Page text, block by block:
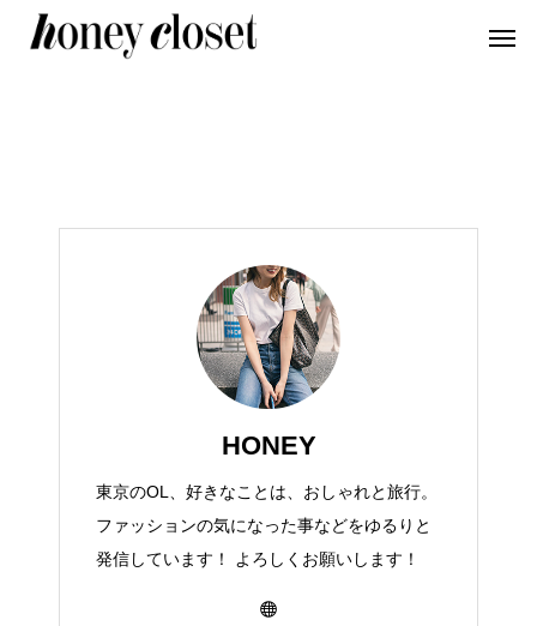
HONEY
東京のOL、好きなことは、おしゃれと旅行。
ファッションの気になった事などをゆるりと
発信しています！ よろしくお願いします！